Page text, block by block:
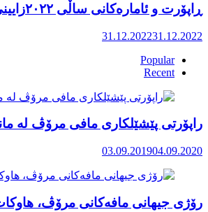
ڕاپۆرت و ئامارەکانی ساڵی ٢٠٢٢زایینی پەیوەست بە خۆکوژی منداڵان لە کوردستان
31.12.202231.12.2022
Popular
Recent
راپۆرتی پێشێلكاری مافی مرۆڤ له‌
03.09.201904.09.2020
رۆژی جیهانی مافەکانی مرۆڤ،